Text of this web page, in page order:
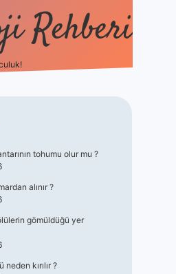
Rehberi
tohumu olur mu ?
alınır ?
gömüldüğü yer
neden kırılır ?